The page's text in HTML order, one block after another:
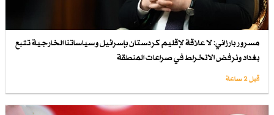
مسرور بارزاني: لا علاقة لإقليم كردستان بإسرائيل وسياساتنا الخارجية تتبع
بغداد ونرفض الانخراط في صراعات المنطقة
قبل 2 ساعة